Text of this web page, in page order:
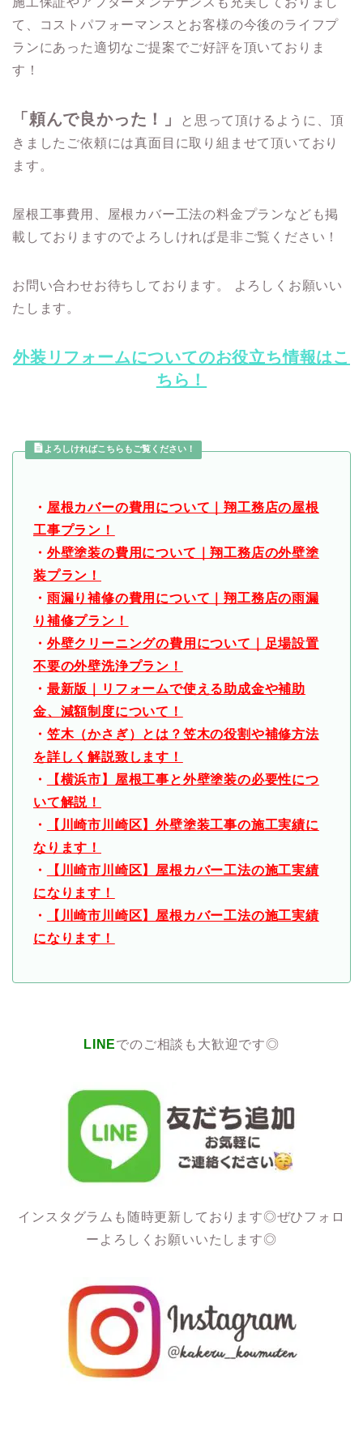
て、コストパフォーマンスとお客様の今後のライフプ
ランにあった適切なご提案でご好評を頂いておりま
す！
「頼んで良かった！」
と思って頂けるように、頂
きましたご依頼には真面目に取り組ませて頂いており
ます。
屋根工事費用、屋根カバー工法の料金プランなども掲
載しておりますのでよろしければ是非ご覧ください！
お問い合わせお待ちしております。 よろしくお願いい
たします。
外装リフォームについてのお役立ち情報はこ
ちら！
よろしければこちらもご覧ください！
・ 屋根カバーの費用について｜翔工務店の屋根
工事プラン！
・ 外壁塗装の費用について｜翔工務店の外壁塗
装プラン！
・ 雨漏り補修の費用について｜翔工務店の雨漏
り補修プラン！
・ 外壁クリーニングの費用について｜足場設置
不要の外壁洗浄プラン！
・ 最新版｜リフォームで使える助成金や補助
金、減額制度について！
・ 笠木（かさぎ）とは？笠木の役割や補修方法
を詳しく解説致します！
・
【横浜市】屋根工事と外壁塗装の必要性につ
いて解説！
・
【川崎市川崎区】外壁塗装工事の施工実績に
なります！
・
【川崎市川崎区】屋根カバー工法の施工実績
になります！
・
【川崎市川崎区】屋根カバー工法の施工実績
になります！
LINEでのご相談も大歓迎です◎
インスタグラムも随時更新しております◎ぜひフォロ
ーよろしくお願いいたします◎